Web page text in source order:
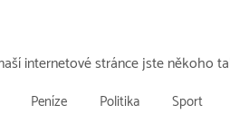
internetové stránce jste někoho
Peníze Politika Sport